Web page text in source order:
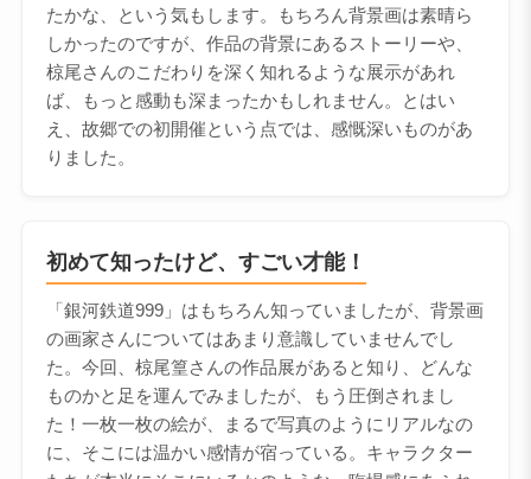
たかな、という気もします。もちろん背景画は素晴ら
しかったのですが、作品の背景にあるストーリーや、
椋尾さんのこだわりを深く知れるような展示があれ
ば、もっと感動も深まったかもしれません。とはい
え、故郷での初開催という点では、感慨深いものがあ
りました。
初めて知ったけど、すごい才能！
「銀河鉄道999」はもちろん知っていましたが、背景画
の画家さんについてはあまり意識していませんでし
た。今回、椋尾篁さんの作品展があると知り、どんな
ものかと足を運んでみましたが、もう圧倒されまし
た！一枚一枚の絵が、まるで写真のようにリアルなの
に、そこには温かい感情が宿っている。キャラクター